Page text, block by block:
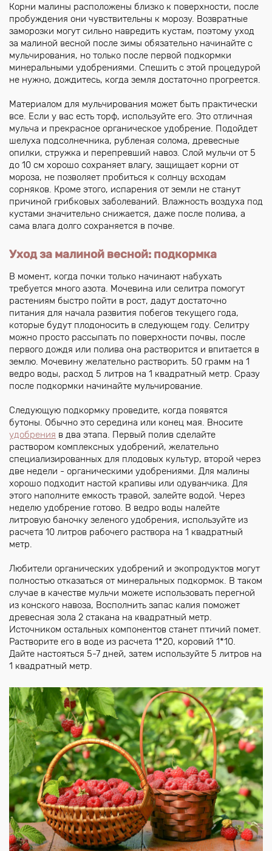
Корни малины расположены близко к поверхности, после
пробуждения они чувствительны к морозу. Возвратные
заморозки могут сильно навредить кустам, поэтому уход
за малиной весной после зимы обязательно начинайте с
мульчирования, но только после первой подкормки
минеральными удобрениями. Спешить с этой процедурой
не нужно, дождитесь, когда земля достаточно прогреется.
Материалом для мульчирования может быть практически
все. Если у вас есть торф, используйте его. Это отличная
мульча и прекрасное органическое удобрение. Подойдет
шелуха подсолнечника, рубленая солома, древесные
опилки, стружка и перепревший навоз. Слой мульчи от 5
до 10 см хорошо сохраняет влагу, защищает корни от
мороза, не позволяет пробиться к солнцу всходам
сорняков. Кроме этого, испарения от земли не станут
причиной грибковых заболеваний. Влажность воздуха под
кустами значительно снижается, даже после полива, а
сама влага долго сохраняется в почве.
Уход за малиной весной: подкормка
В момент, когда почки только начинают набухать
требуется много азота. Мочевина или селитра помогут
растениям быстро пойти в рост, дадут достаточно
питания для начала развития побегов текущего года,
которые будут плодоносить в следующем году. Селитру
можно просто рассыпать по поверхности почвы, после
первого дождя или полива она растворится и впитается в
землю. Мочевину желательно растворить. 50 грамм на 1
ведро воды, расход 5 литров на 1 квадратный метр. Сразу
после подкормки начинайте мульчирование.
Следующую подкормку проведите, когда появятся
бутоны. Обычно это середина или конец мая. Вносите
удобрения в два этапа. Первый полив сделайте
раствором комплексных удобрений, желательно
специализированных для плодовых культур, второй через
две недели - органическими удобрениями. Для малины
хорошо подходит настой крапивы или одуванчика. Для
этого наполните емкость травой, залейте водой. Через
неделю удобрение готово. В ведро воды налейте
литровую баночку зеленого удобрения, используйте из
расчета 10 литров рабочего раствора на 1 квадратный
метр.
Любители органических удобрений и экопродуктов могут
полностью отказаться от минеральных подкормок. В таком
случае в качестве мульчи можете использовать перегной
из конского навоза, Восполнить запас калия поможет
древесная зола 2 стакана на квадратный метр.
Источником остальных компонентов станет птичий помет.
Растворите его в воде из расчета 1*20, коровий 1*10.
Дайте настояться 5-7 дней, затем используйте 5 литров на
1 квадратный метр.